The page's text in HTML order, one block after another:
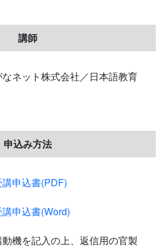
講師
ネット株式会社／日本語教育
申込み方法
申込書(PDF)
申込書(Word)
動機を記入の上、返信用の官製